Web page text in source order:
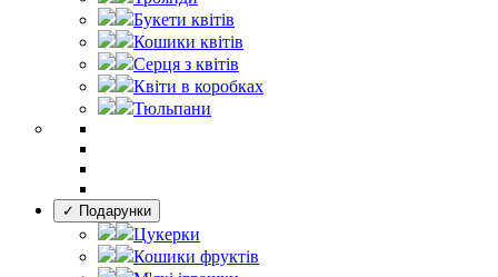
Букети квітів
Кошики квітів
Серця з квітів
Квіти в коробках
Тюльпани
✓ Подарунки
Цукерки
Кошики фруктів